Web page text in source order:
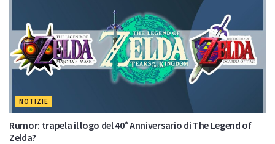
NOTIZIE
Rumor: trapela il logo del 40° Anniversario di The Legend of
Zelda?